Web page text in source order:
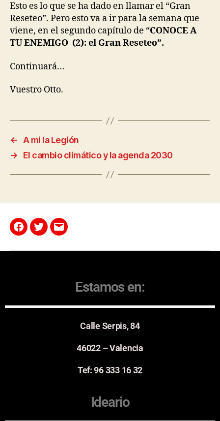
Esto es lo que se ha dado en llamar el “Gran
Reseteo”. Pero esto va a ir para la semana que
viene, en el segundo capítulo de “CONOCE A
TU ENEMIGO (2): el Gran Reseteo”.
Continuará…
Vuestro Otto.
←
A mi la Legión
→
El cambio climático y la agenda 2030
Estamos en:
Calle Serpis, 84
46022 – Valencia
Tef: 96 333 16 32
Ideario